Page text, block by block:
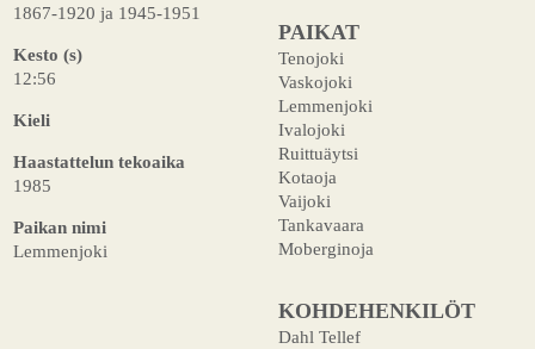
1867-1920 ja 1945-1951
Kesto (s)
12:56
Kieli
Haastattelun tekoaika
1985
Paikan nimi
Lemmenjoki
PAIKAT
Tenojoki
Vaskojoki
Lemmenjoki
Ivalojoki
Ruittuäytsi
Kotaoja
Vaijoki
Tankavaara
Moberginoja
KOHDEHENKILÖT
Dahl Tellef